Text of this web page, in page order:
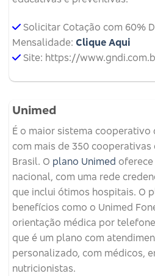
Solicitar Cotação com 60%
Mensalidade: Clique Aqui
Site: https://
Unimed
É o maior sistema cooperativo
com mais de 350 cooperativas
Brasil. O plano Unimed
nacional, com uma rede
que inclui ótimos hospitais. O
benefícios como o Unimed
orientação médica por
que é um plano com
personalizado, com médicos,
nutricionistas.